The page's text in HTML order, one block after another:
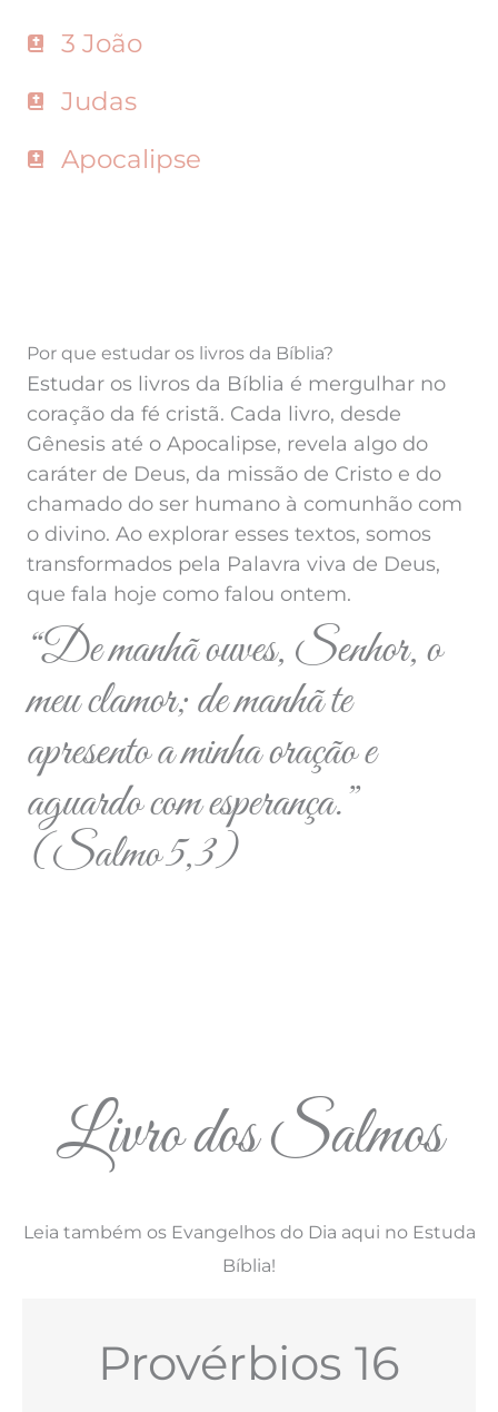
3 João
Judas
Apocalipse
Por que estudar os livros da Bíblia?
Estudar os livros da Bíblia é mergulhar no
coração da fé cristã. Cada livro, desde
Gênesis até o Apocalipse, revela algo do
caráter de Deus, da missão de Cristo e do
chamado do ser humano à comunhão com
o divino. Ao explorar esses textos, somos
transformados pela Palavra viva de Deus,
que fala hoje como falou ontem.
“De manhã ouves, Senhor, o
meu clamor; de manhã te
apresento a minha oração e
aguardo com esperança.”
(Salmo 5,3)
Livro dos Salmos
Leia também os Evangelhos do Dia aqui no Estuda
Bíblia!
Provérbios 16